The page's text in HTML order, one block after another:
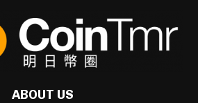
ABOUT US